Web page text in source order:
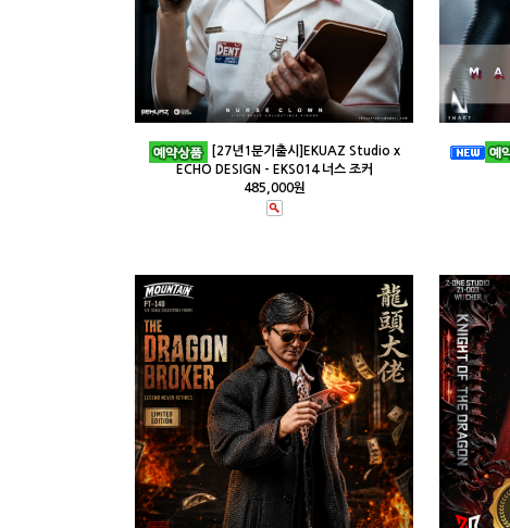
[27년1분기출시]EKUAZ Studio x
ECHO DESIGN - EKS014 너스 조커
485,000원